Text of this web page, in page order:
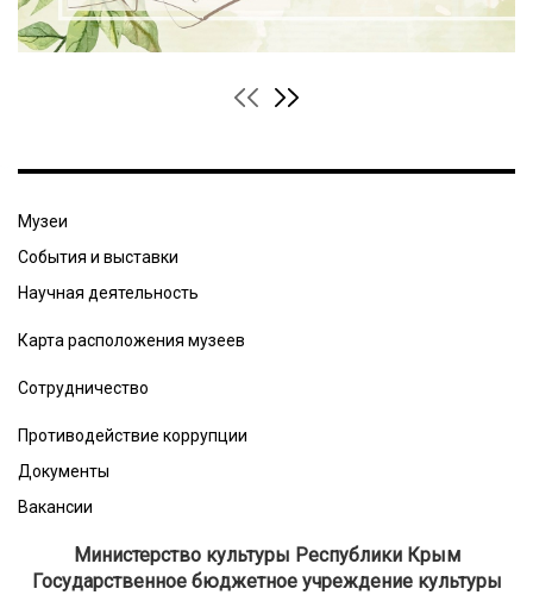
Музеи
События и выставки
Научная деятельность
Карта расположения музеев
Сотрудничество
Противодействие коррупции
Документы
Вакансии
Министерство культуры Республики Крым
Государственное бюджетное учреждение культуры